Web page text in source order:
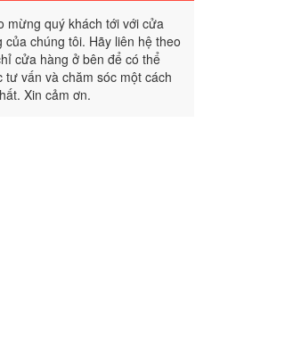
mừng quý khách tới với cửa
của chúng tôi. Hãy liên hệ theo
cửa hàng ở bên để có thể
tư vấn và chăm sóc một cách
Xin cảm ơn.